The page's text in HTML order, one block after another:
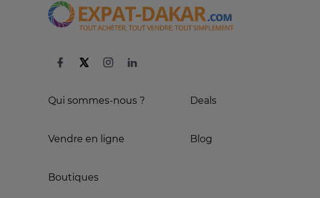
Qui sommes-nous ?
Vendre en ligne
Boutiques
Deals
Blog